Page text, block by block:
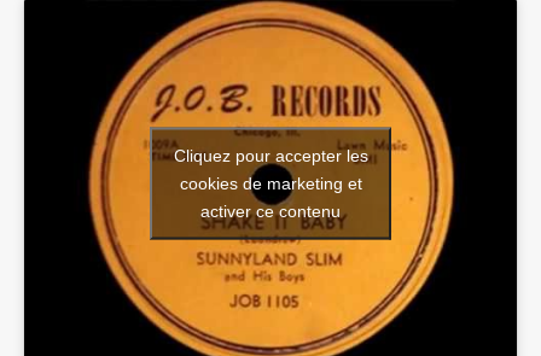
Cliquez pour accepter les
cookies de marketing et
activer ce contenu